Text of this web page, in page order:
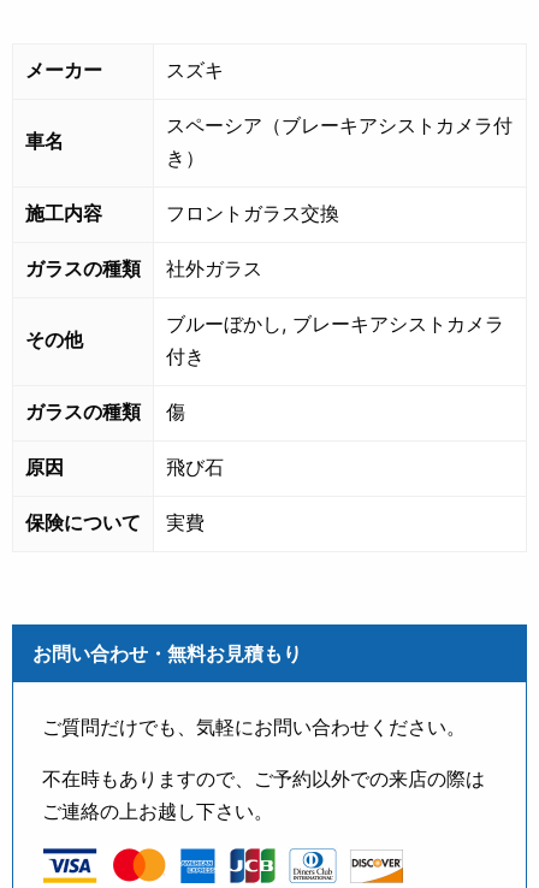
メーカー スズキ
車名
スペーシア（ブレーキアシストカメラ付
き）
施工内容 フロントガラス交換
ガラスの種類 社外ガラス
その他
ブルーぼかし, ブレーキアシストカメラ
付き
ガラスの種類 傷
原因 飛び石
保険について 実費
お問い合わせ・無料お見積もり
ご質問だけでも、気軽にお問い合わせください。
不在時もありますので、ご予約以外での来店の際は
ご連絡の上お越し下さい。